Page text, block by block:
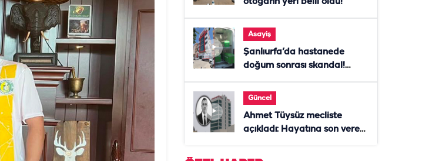
Asayiş
Şanlıurfa’da hastanede
doğum sonrası skandal!
Güncel
Ahmet Tüysüz mecliste
açıkladı: Hayatına son veren